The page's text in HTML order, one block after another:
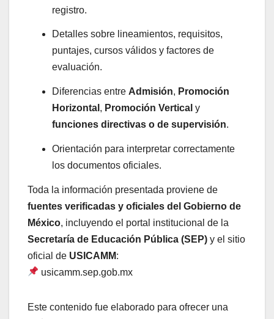
registro.
Detalles sobre lineamientos, requisitos,
puntajes, cursos válidos y factores de
evaluación.
Diferencias entre Admisión, Promoción
Horizontal , Promoción Vertical y
funciones directivas o de supervisión.
Orientación para interpretar correctamente
los documentos oficiales.
Toda la información presentada proviene de
fuentes verificadas y oficiales del Gobierno de
México, incluyendo el portal institucional de la
Secretaría de Educación Pública (SEP) y el sitio
oficial de USICAMM:
usicamm.sep.gob.mx
Este contenido fue elaborado para ofrecer una